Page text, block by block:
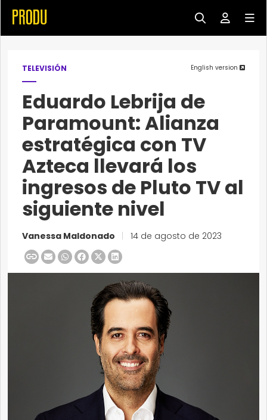
TELEVISIÓN English version
Eduardo Lebrija de
Paramount: Alianza
estratégica con TV
Azteca llevará los
ingresos de Pluto TV al
siguiente nivel
Vanessa Maldonado 14 de agosto de 2023